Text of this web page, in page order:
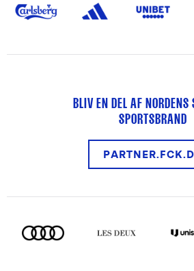
BLIV EN DEL AF NORDENS
SPORTSBRAND